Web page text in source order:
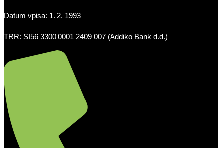
Datum vpisa: 1. 2. 1993
TRR: SI56 3300 0001 2409 007 (Addiko Bank d.d.)